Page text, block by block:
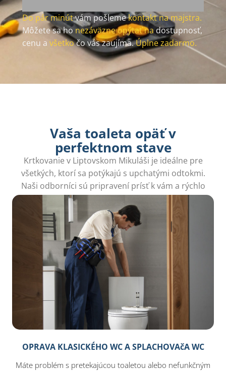
Do pár minútvám pošlemekontakt na majstra.
Môžete sa ho nezáväzne opýtať nadostupnosť,
cenu a všetkočo vás zaujíma.Úplne zadarmo.
Vaša toaleta opäť v
perfektnom stave
Krtkovanie v Liptovskom Mikuláši je ideálne pre
všetkých, ktorí sa potýkajú s upchatými odtokmi.
Naši odborníci sú pripravení prísť k vám a rýchlo
odstrániť všetky problémy s kanalizáciou.
OPRAVA KLASICKÉHO WC A SPLACHOVAčA WC
Máte problém s pretekajúcou toaletou alebo nefunkčným